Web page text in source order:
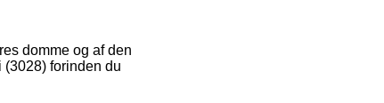
domme og af den
forinden du